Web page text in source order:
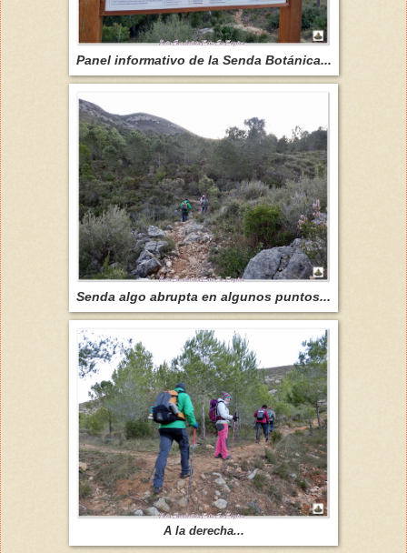
Panel informativo de la Senda Botánica...
Senda algo abrupta en algunos puntos...
A la derecha...